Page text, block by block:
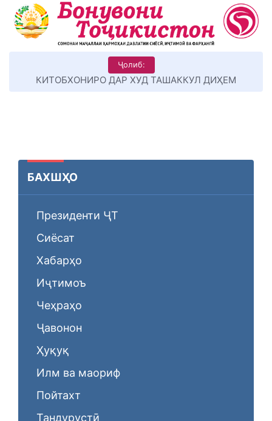
Ҷолиб:
КИТОБХОНИРО ДАР ХУД ТАШАККУЛ ДИҲЕМ
БАХШҲО
Президенти ҶТ
Сиёсат
Хабарҳо
Иҷтимоъ
Чеҳраҳо
Ҷавонон
Ҳуқуқ
Илм ва маориф
Пойтахт
Тандурустӣ